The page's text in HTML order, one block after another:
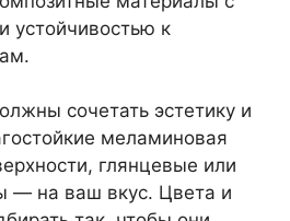
устойчивостью к
сочетать эстетику и
меламиновая
глянцевые или
— на ваш вкус. Цвета и